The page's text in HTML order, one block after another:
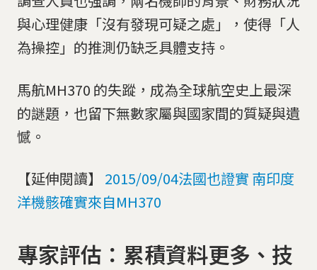
與心理健康「沒有發現可疑之處」，使得「人
為操控」的推測仍缺乏具體支持。
馬航MH370 的失蹤，成為全球航空史上最深
的謎題，也留下無數家屬與國家間的質疑與遺
憾。
【延伸閱讀】
2015/09/04法國也證實 南印度
洋機骸確實來自MH370
專家評估：累積資料更多、技